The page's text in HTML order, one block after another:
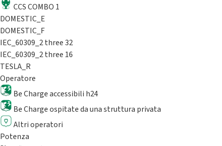
CCS COMBO 1
DOMESTIC_E
DOMESTIC_F
IEC_60309_2 three 32
IEC_60309_2 three 16
TESLA_R
Operatore
Be Charge accessibili h24
Be Charge ospitate da una struttura privata
Altri operatori
Potenza